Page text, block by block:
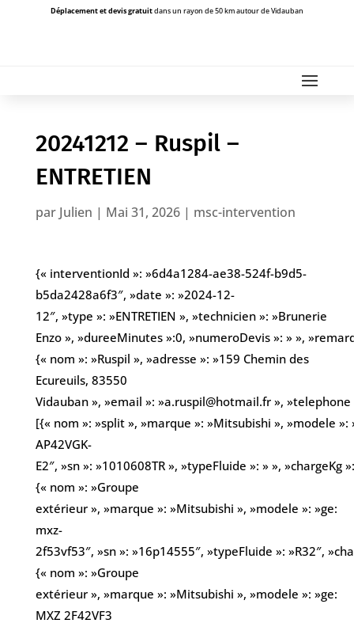
Déplacement et devis gratuitdans un rayon de 50 km autour de Vidauban
20241212 – Ruspil –
ENTRETIEN
par Julien | Mai 31, 2026| msc-intervention
{« interventionId »: »6d4a1284-ae38-524f-b9d5-
b5da2428a6f3″, »date »: »2024-12-
12″, »type »: »ENTRETIEN », »technicien »: »Brunerie
Enzo », »dureeMinutes »:0, »numeroDevis »: » »,
{« nom »: »Ruspil », »adresse »: »159 Chemin des
Ecureuils, 83550
Vidauban », »email »: »a.ruspil@hotmail.fr »,
[{« nom »: »split », »marque »: »Mitsubishi », »modele »:
AP42VGK-
E2″, »sn »: »1010608TR », »typeFluide »: » », »chargeKg
{« nom »: »Groupe
extérieur », »marque »: »Mitsubishi », »modele »: »ge:
mxz-
2f53vf53″, »sn »: »16p14555″, »typeFluide »: »R32″,
{« nom »: »Groupe
extérieur », »marque »: »Mitsubishi », »modele »: »ge:
MXZ 2F42VF3